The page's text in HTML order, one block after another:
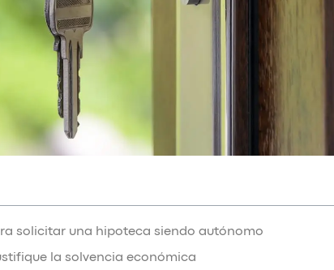
solicitar una hipoteca siendo autónomo
la solvencia económica